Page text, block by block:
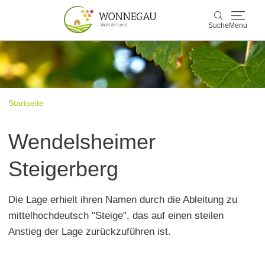
Suche Menu
Suche
Wonnegau
Startseite
Wendelsheimer
Steigerberg
Die Lage erhielt ihren Namen durch die Ableitung zu
mittelhochdeutsch "Steige", das auf einen steilen
Anstieg der Lage zurückzuführen ist.